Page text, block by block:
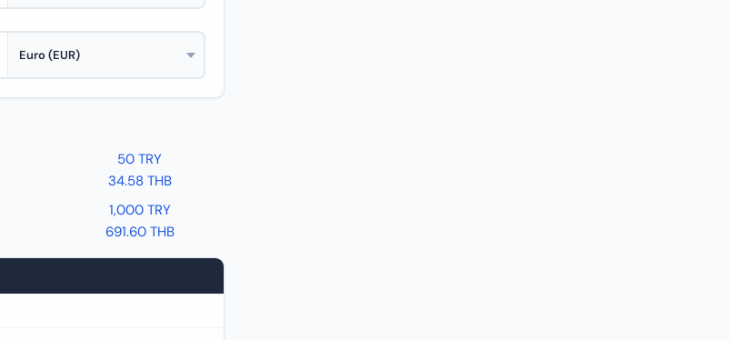
50 TRY
34.58 THB
1,000 TRY
691.60 THB